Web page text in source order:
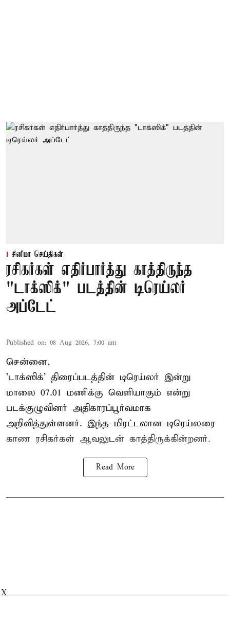
சினிமா செய்திகள்
ரசிகர்கள் எதிர்பார்த்து காத்திருந்த
"டாக்ஸிக்" படத்தின் டிரெய்லர்
அப்டேட்
Published on: 08 Aug 2026, 7:00 am
சென்னை,
'டாக்ஸிக்' திரைப்படத்தின் டிரெய்லர் இன்று
மாலை 07.01 மணிக்கு வெளியாகும் என்று
படக்குழுவினர் அதிகாரப்பூர்வமாக
அறிவித்துள்ளனர். இந்த மிரட்டலான டிரெய்லரை
காண ரசிகர்கள் ஆவலுடன் காத்திருக்கின்றனர்.
Read More
X